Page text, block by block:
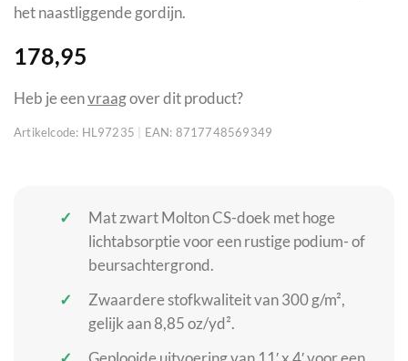
het naastliggende gordijn.
178,95
Heb je eenvraagover dit product?
Artikelcode: HL97235 | EAN: 8717748569349
Mat zwart Molton CS-doek met hoge
lichtabsorptie voor een rustige podium- of
beursachtergrond.
Zwaardere stofkwaliteit van 300 g/m²,
gelijk aan 8,85 oz/yd².